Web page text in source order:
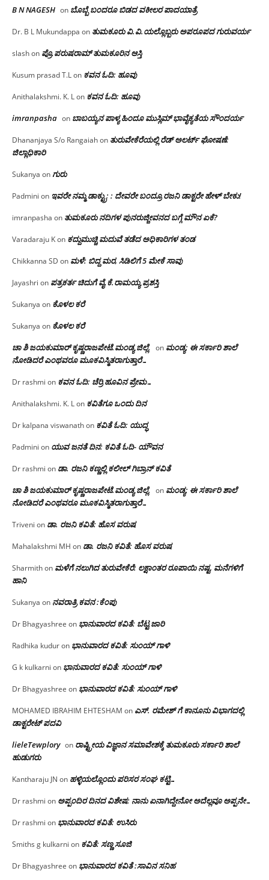
B N NAGESH on ಬೊಬ್ಬೆ ಬಂದರೂ ಬಿಡದ ವಕೀಲರ ಪಾದಯಾತ್ರೆ
Dr. B L Mukundappa on ತುಮಕೂರು‌ ವಿ.ವಿ.ಯಲ್ಲೊಬ್ಬರು ಅಪರೂಪದ ಗುರುವರ್ಯ
slashon ಪ್ರೊ.ಪರುಷರಾಮ್ ತುಮಕೂರಿನ ಆಸ್ತಿ
Kusum prasad T.Lon ಕವನ ಓದಿ: ಹೂವು
Anithalakshmi. K. Lon ಕವನ ಓದಿ: ಹೂವು
imranpasha on ಬಾಬಯ್ಯನ ಪಾಳ್ಯ ಹಿಂದೂ ಮುಸ್ಲಿಮ್ ಭಾವೈಕ್ಯತೆಯ ಸೌಂದರ್ಯ
Dhananjaya S/o Rangaiahon ತುರುವೇಕೆರೆಯಲ್ಲಿ ರೆಡ್ ಅಲರ್ಟ್ ಘೋಷಣೆ:
ಜಿಲ್ಲಾಧಿಕಾರಿ
Sukanya onಗುರು
Padmini on ಇವರೇ ನಮ್ಮ ಡಾಕ್ಟ್ರು; : ದೇವರೇ ಬಂದ್ರೂ ರಜನಿ ಡಾಕ್ಟರೇ ಹೇಳ್ ಬೇಕು!
imranpasha on ತುಮಕೂರು ನದಿಗಳ ಪುನರುಜ್ಜೀವನದ ಬಗ್ಗೆ ಮೌನ ಏಕೆ?
Varadaraju Kon ಕದ್ದುಮುಚ್ಚಿ ಮದುವೆ ತಡೆದ ಅಧಿಕಾರಿಗಳ ತಂಡ
Chikkanna SD on ಮಳೆ: ಬಿದ್ದ ಮರ, ಸಿಡಿಲಿಗೆ 5 ಮೇಕೆ ಸಾವು
Jayashri on ಪತ್ರಕರ್ತ ಚಿದುಗೆ ವೈ.ಕೆ.ರಾಮಯ್ಯ ಪ್ರಶಸ್ತಿ
Sukanya on ಕೊಳಲ ಕರೆ
Sukanya on ಕೊಳಲ ಕರೆ
ಚಾ ಶಿ ಜಯಕುಮಾರ್ ಕೃಷ್ಣರಾಜಪೇಟೆ.ಮಂಡ್ಯ ಜಿಲ್ಲೆ. on ಮಂಡ್ಯ: ಈ ಸರ್ಕಾರಿ ಶಾಲೆ
ನೋಡಿದರೆ ಎಂಥವರೂ ಮೂಕವಿಸ್ಮಿತರಾಗುತ್ತಾರೆ…
Dr rashmi on ಕವನ ಓದಿ: ಚೆರ್ರಿ ಹೂವಿನ ಪ್ರೇಮ…
Anithalakshmi. K. Lon ಕವಿತೆಗೂ ಒಂದು ದಿನ
Dr kalpana viswanathon ಕವಿತೆ ಓದಿ: ಯುದ್ಧ
Padmini on ಯುವ ಜನತೆ ದಿನ: ಕವಿತೆ ಓದಿ- ಯೌವನ
Dr rashmi on ಡಾ. ರಜನಿ‌ ಕಣ್ಣಲ್ಲಿ ಕಲೀಲ್ ಗಿಬ್ರಾನ್ ಕವಿತೆ
ಚಾ ಶಿ ಜಯಕುಮಾರ್ ಕೃಷ್ಣರಾಜಪೇಟೆ.ಮಂಡ್ಯ ಜಿಲ್ಲೆ. on ಮಂಡ್ಯ: ಈ ಸರ್ಕಾರಿ ಶಾಲೆ
ನೋಡಿದರೆ ಎಂಥವರೂ ಮೂಕವಿಸ್ಮಿತರಾಗುತ್ತಾರೆ…
Triveni on ಡಾ. ರಜನಿ ಕವಿತೆ: ಹೊಸ ವರುಷ
Mahalakshmi MH on ಡಾ. ರಜನಿ ಕವಿತೆ: ಹೊಸ ವರುಷ
Sharmithon ಮಳೆಗೆ ನಲುಗಿದ ತುರುವೇಕೆರೆ: ಲಕ್ಷಾಂತರ ರೂಪಾಯಿ ನಷ್ಟ, ಮನೆಗಳಿಗೆ
ಹಾನಿ
Sukanya on ನವರಾತ್ರಿ ಕವನ :ಕೆಂಪು
Dr Bhagyashree on ಭಾನುವಾರದ ಕವಿತೆ: ಬೆಟ್ಟ ಜಾರಿ
Radhika kuduron ಭಾನುವಾರದ ಕವಿತೆ: ಸುಂಯ್ ಗಾಳಿ
G k kulkarni on ಭಾನುವಾರದ ಕವಿತೆ: ಸುಂಯ್ ಗಾಳಿ
Dr Bhagyashree on ಭಾನುವಾರದ ಕವಿತೆ: ಸುಂಯ್ ಗಾಳಿ
MOHAMED IBRAHIM EHTESHAM on ಎಸ್. ರಮೇಶ್ ಗೆ ಕಾನೂನು ವಿಭಾಗದಲ್ಲಿ
ಡಾಕ್ಟರೇಟ್ ಪದವಿ
lieleTewplory on ರಾಷ್ಟ್ರೀಯ ವಿಜ್ಞಾನ ಸಮಾವೇಶಕ್ಕೆ‌ ತುಮಕೂರು ಸರ್ಕಾರಿ ಶಾಲೆ
ಹುಡುಗರು
Kantharaju JN on ಹಳ್ಳಿಯಲ್ಲೊಂದು ಪರಿಸರ ಸಂಘ ಕಟ್ಟಿ…
Dr rashmi on ಅಪ್ಪಂದಿರ ದಿನದ ವಿಶೇಷ: ನಾನು ಏನಾಗಿದ್ದೇನೋ‌ ಅದೆಲ್ಲವೂ ಅಪ್ಪನೇ…
Dr rashmi on ಭಾನುವಾರದ ಕವಿತೆ: ಉಸಿರು
Smiths g kulkarni on ಕವಿತೆ: ಸಣ್ಣ ಸೂಜಿ
Dr Bhagyashree on ಭಾನುವಾರದ ಕವಿತೆ :ಸಾವಿನ ಸನಿಹ